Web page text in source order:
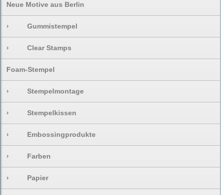
Neue Motive aus Berlin
› Gummistempel
› Clear Stamps
Foam-Stempel
› Stempelmontage
› Stempelkissen
› Embossingprodukte
› Farben
› Papier